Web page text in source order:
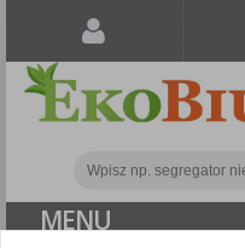
MENU